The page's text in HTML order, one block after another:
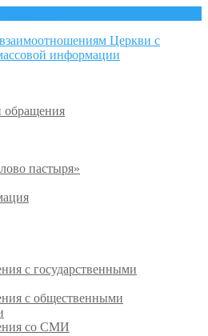
обращения
пастыря»
с государственными
с общественными
со СМИ